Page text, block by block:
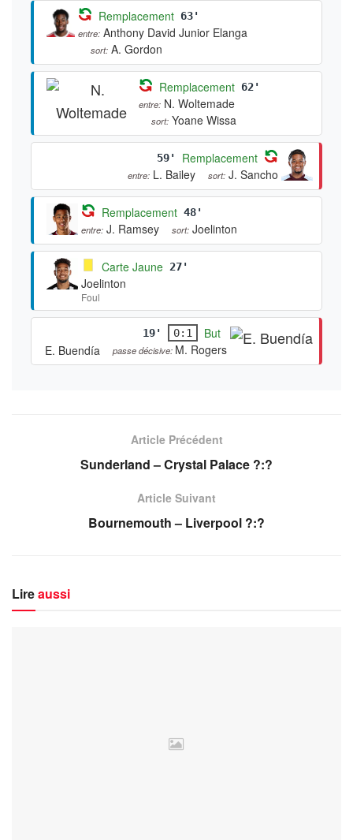
Remplacement 63'
entre: Anthony David Junior Elanga
sort: A. Gordon
Remplacement 62'
entre: N. Woltemade
sort: Yoane Wissa
59' Remplacement
entre: L. Bailey sort: J. Sancho
Remplacement 48'
entre: J. Ramsey sort: Joelinton
Carte Jaune 27'
Joelinton
Foul
19' 0:1
But
E. Buendía
passe décisive: M. Rogers
Article Précédent
Sunderland – Crystal Palace ?:?
Article Suivant
Bournemouth – Liverpool ?:?
Lireaussi